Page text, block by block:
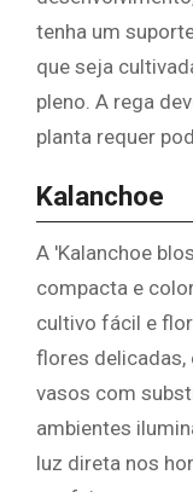
tenha um
que seja
pleno. A rega
planta requer
Kalanchoe
A 'Kalanchoe
compacta e
cultivo fácil e
flores delicadas,
vasos com
ambientes
luz direta nos